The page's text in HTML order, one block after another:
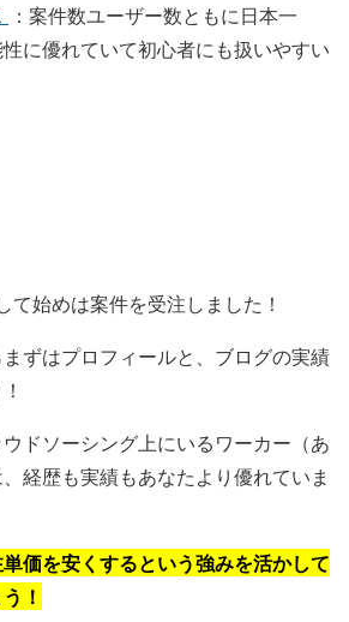
：案件数ユーザー数ともに日本一
性に優れていて初心者にも扱いやすい
て始めは案件を受注しました！
ずはプロフィールと、ブログの実績
ドソーシング上にいるワーカー（あ
経歴も実績もあなたより優れていま
価を安くするという強みを活かして
！